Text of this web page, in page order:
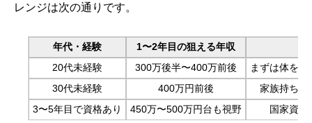
レンジは次の通りです。
年代・経験
1〜2年目の狙える年収
20代未経験
300万後半〜400万前後
まずは体を
30代未経験
400万円前後
家族持ちな
3〜5年目で資格あり
450万〜500万円台も視野 国家資格